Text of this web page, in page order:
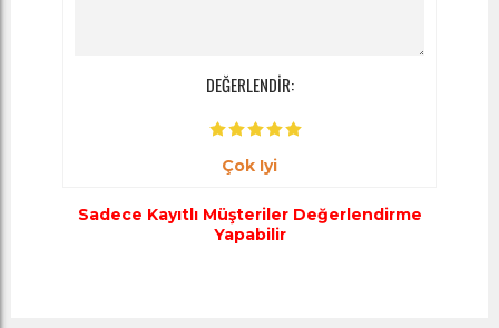
DEĞERLENDİR:
Çok Iyi
Sadece Kayıtlı Müşteriler Değerlendirme
Yapabilir